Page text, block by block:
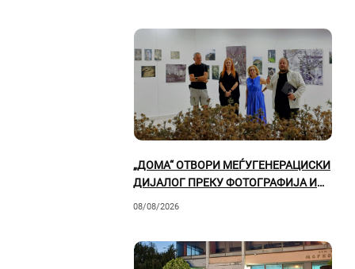
„ДОМА“ ОТВОРИ МЕЃУГЕНЕРАЦИСКИ
ДИЈАЛОГ ПРЕКУ ФОТОГРАФИЈА И
08/08/2026